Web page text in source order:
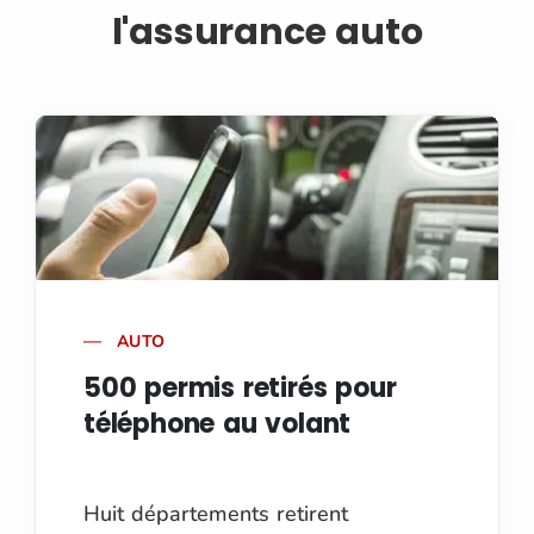
l'assurance auto
AUTO
500 permis retirés pour
téléphone au volant
Huit départements retirent